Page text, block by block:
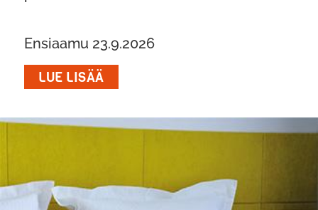
Ensiaamu 23.9.2026
LUE LISÄÄ